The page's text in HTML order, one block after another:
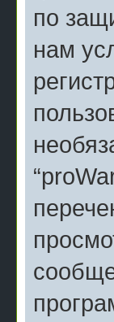
по
нам